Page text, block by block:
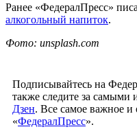
Ранее «ФедералПресс»
алкогольный напиток.
Фото: unsplash.com
Подписывайтесь на
также следите за самыми
Дзен. Все самое важное и
«ФедералПресс».